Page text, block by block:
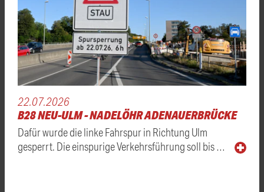
22.07.2026
B28 NEU-ULM - NADELÖHR ADENAUERBRÜCKE
Dafür wurde die linke Fahrspur in Richtung Ulm
gesperrt. Die einspurige Verkehrsführung soll bis …